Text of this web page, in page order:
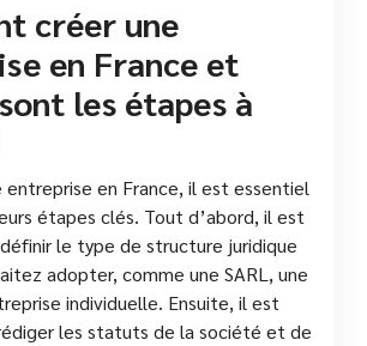
créer une
en France et
les étapes à
entreprise en France, il est essentiel
étapes clés. Tout d’abord, il est
le type de structure juridique
adopter, comme une SARL, une
individuelle. Ensuite, il est
les statuts de la société et de